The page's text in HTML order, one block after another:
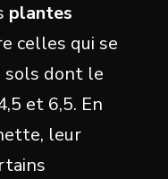
plantes
celles qui se
sols dont le
et 6,5. En
leur